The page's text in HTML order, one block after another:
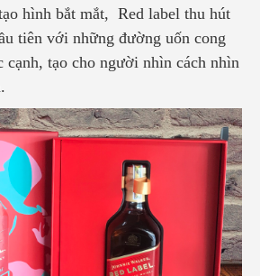
hình bắt mắt, Red label thu hút
tiên với những đường uốn cong
cạnh, tạo cho người nhìn cách nhìn